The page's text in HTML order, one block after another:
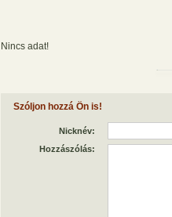
Nincs adat!
Szóljon hozzá Ön is!
Nicknév:
Hozzászólás: